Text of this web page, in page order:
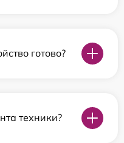
готово?
техники?